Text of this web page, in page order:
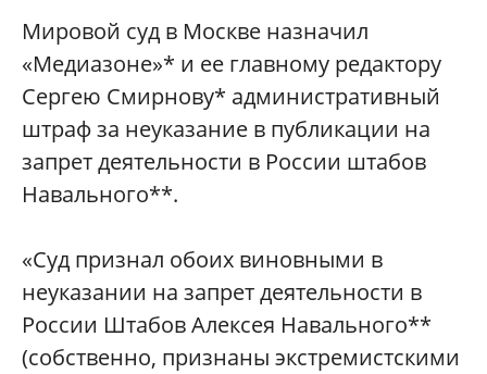
Мировой суд в Москве назначил
«Медиазоне»* и ее главному редактору
Сергею Смирнову* административный
штраф за неуказание в публикации на
запрет деятельности в России штабов
Навального**.
«Суд признал обоих виновными в
неуказании на запрет деятельности в
России Штабов Алексея Навального**
(собственно, признаны экстремистскими